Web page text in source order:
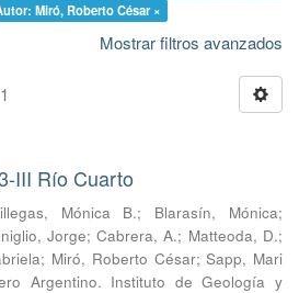
Miró, Roberto César ×
Mostrar filtros avanzados
III Río Cuarto
Mónica B.; Blarasín, Mónica;
Jorge;Cabrera, A.; Matteoda, D.;
; Miró, Roberto César;Sapp, Mari
Argentino. Instituto de Geología y